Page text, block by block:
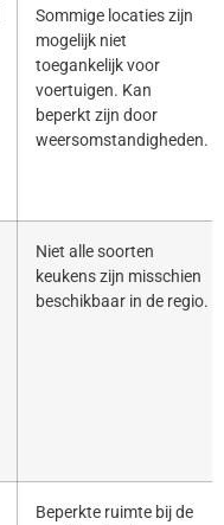
Sommige locaties zijn
mogelijk niet
toegankelijk voor
voertuigen. Kan
beperkt zijn door
weersomstandigheden.
Niet alle soorten
keukens zijn misschien
beschikbaar in de regio.
Beperkte ruimte bij de